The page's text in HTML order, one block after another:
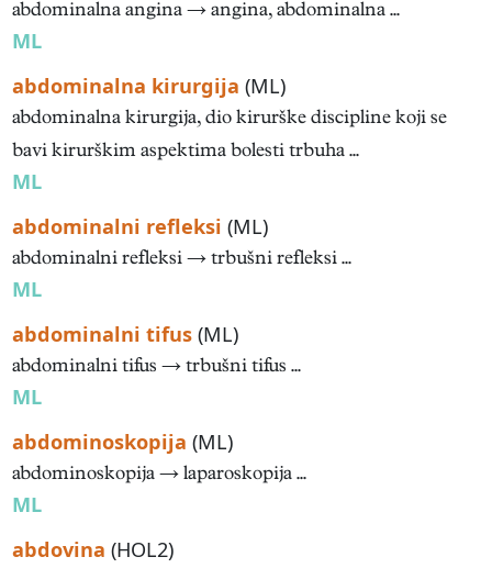
abdominalna angina → angina, abdominalna ...
ML
abdominalna kirurgija (ML)
abdominalna kirurgija, dio kirurške discipline koji se
bavi kirurškim aspektima bolesti trbuha ...
ML
abdominalni refleksi (ML)
abdominalni refleksi → trbušni refleksi ...
ML
abdominalni tifus(ML)
abdominalni tifus → trbušni tifus ...
ML
abdominoskopija (ML)
abdominoskopija → laparoskopija ...
ML
abdovina (HOL2)